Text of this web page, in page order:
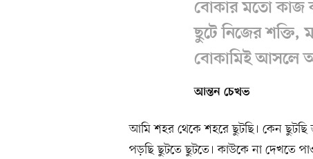
বোকার মতো কাজ
ছুটে নিজের শক্তি,
বোকামিই আসলে
আন্তন চেখভ
আমি শহর থেকে শহরে ছুটছি। কেন ছুটছি
পড়ছি ছুটতে ছুটতে। কাউকে না দেখতে